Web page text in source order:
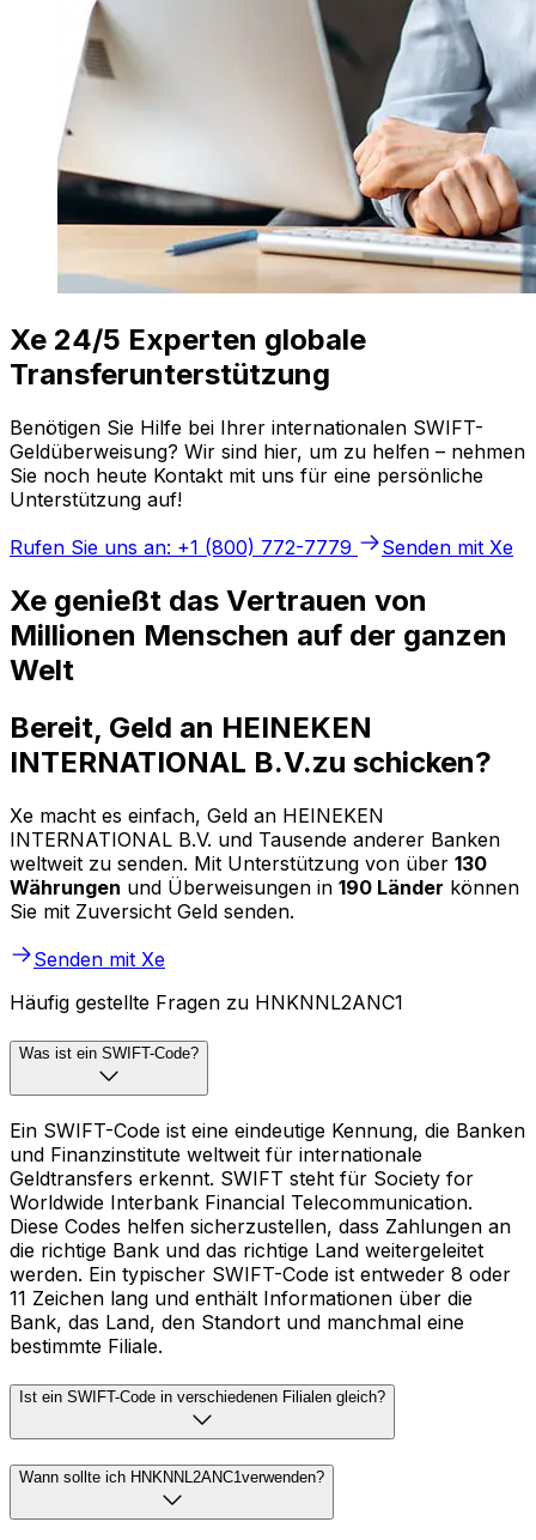
Xe 24/5 Experten globale
Transferunterstützung
Benötigen Sie Hilfe bei Ihrer internationalen SWIFT-
Geldüberweisung? Wir sind hier, um zu helfen – nehmen
Sie noch heute Kontakt mit uns für eine persönliche
Unterstützung auf!
Rufen Sie uns an: +1 (800) 772-7779
Senden mit Xe
Xe genießt das Vertrauen von
Millionen Menschen auf der ganzen
Welt
Bereit, Geld an HEINEKEN
INTERNATIONAL B.V.zu schicken?
Xe macht es einfach, Geld an HEINEKEN
INTERNATIONAL B.V. und Tausende anderer Banken
weltweit zu senden. Mit Unterstützung von über 130
Währungen und Überweisungen in 190 Länder können
Sie mit Zuversicht Geld senden.
Senden mit Xe
Häufig gestellte Fragen zu HNKNNL2ANC1
Was ist ein SWIFT-Code?
Ein SWIFT-Code ist eine eindeutige Kennung, die Banken
und Finanzinstitute weltweit für internationale
Geldtransfers erkennt. SWIFT steht für Society for
Worldwide Interbank Financial Telecommunication.
Diese Codes helfen sicherzustellen, dass Zahlungen an
die richtige Bank und das richtige Land weitergeleitet
werden. Ein typischer SWIFT-Code ist entweder 8 oder
11 Zeichen lang und enthält Informationen über die
Bank, das Land, den Standort und manchmal eine
bestimmte Filiale.
Ist ein SWIFT-Code in verschiedenen Filialen gleich?
Wann sollte ich HNKNNL2ANC1verwenden?